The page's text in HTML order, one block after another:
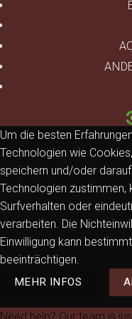
Um die besten
Technologien wie
speichern und/oder
Technologien zustimmen,
Surfverhalten oder
verarbeiten. Die
Einwilligung kann
beeinträchtigen.
MEHR INFOS
Need help? Our team is